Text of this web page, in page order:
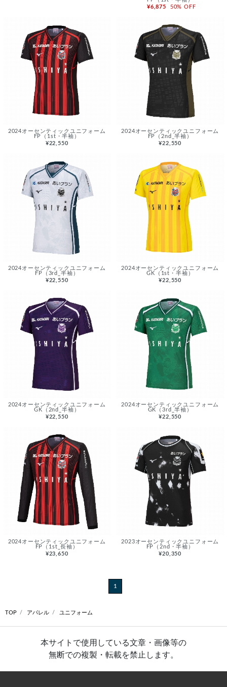
¥6,875
50% OFF
2024オーセンティックユニフォーム
FP（1st・半袖）
¥22,550
2024オーセンティックユニフォーム
FP（2nd_半袖）
¥22,550
2024オーセンティックユニフォーム
FP（3rd_半袖）
¥22,550
2024オーセンティックユニフォーム
GK（1st・半袖）
¥22,550
2024オーセンティックユニフォーム
GK（2nd_半袖）
¥22,550
2024オーセンティックユニフォーム
GK（3rd_半袖）
¥22,550
2024オーセンティックユニフォーム
FP（1st_長袖）
¥23,650
2023オーセンティックユニフォーム
FP（2nd・半袖）
¥20,350
1
TOP アパレル ユニフォーム
本サイトで使用している文章・画像等の
無断での複製・転載を禁止します。